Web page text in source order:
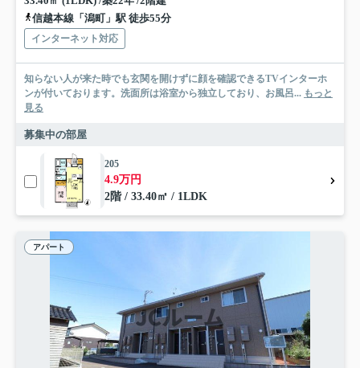
信越本線「潟町」駅 徒歩55分
インターネット対応
知らない人が来た時でも玄関を開けずに顔を確認できるTVインターホ
ンが付いております。洗面所は浴室から独立しており、お風呂... もっと
見る
募集中の部屋
205
4.9万円
2階 / 33.40㎡ / 1LDK
アパート